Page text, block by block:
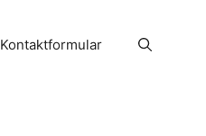
Kontaktformular